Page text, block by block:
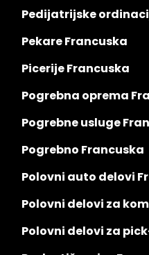
Pedijatrijske
Pekare Francuska
Picerije Francuska
Pogrebna oprema
Pogrebne usluge
Pogrebno Francuska
Polovni auto delovi
Polovni delovi za
Polovni delovi za